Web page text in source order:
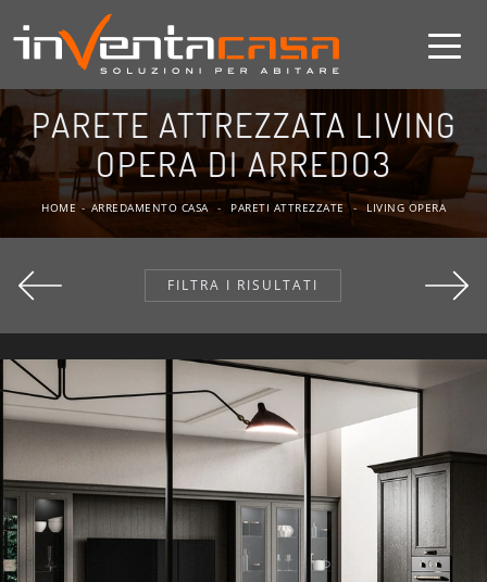
PARETE ATTREZZATA LIVING
OPERA DI ARREDO3
HOME - ARREDAMENTO CASA - PARETI ATTREZZATE - LIVING OPERA
FILTRA I RISULTATI